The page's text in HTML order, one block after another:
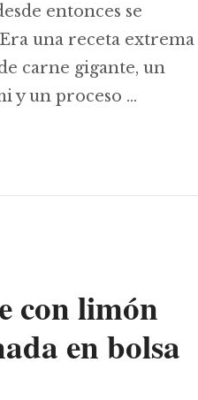
entonces se
una receta extrema
carne gigante, un
y un proceso …
con limón
en bolsa